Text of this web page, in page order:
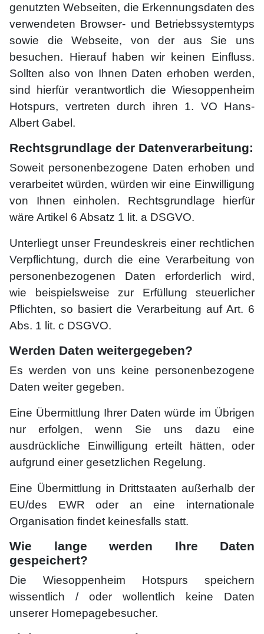
genutzten Webseiten, die Erkennungsdaten des
verwendeten Browser- und Betriebssystemtyps
sowie die Webseite, von der aus Sie uns
besuchen. Hierauf haben wir keinen Einfluss.
Sollten also von Ihnen Daten erhoben werden,
sind hierfür verantwortlich die Wiesoppenheim
Hotspurs, vertreten durch ihren 1. VO Hans-
Albert Gabel.
Rechtsgrundlage der Datenverarbeitung:
Soweit personenbezogene Daten erhoben und
verarbeitet würden, würden wir eine Einwilligung
von Ihnen einholen. Rechtsgrundlage hierfür
wäre Artikel 6 Absatz 1 lit. a DSGVO.
Unterliegt unser Freundeskreis einer rechtlichen
Verpflichtung, durch die eine Verarbeitung von
personenbezogenen Daten erforderlich wird,
wie beispielsweise zur Erfüllung steuerlicher
Pflichten, so basiert die Verarbeitung auf Art. 6
Abs. 1 lit. c DSGVO.
Werden Daten weitergegeben?
Es werden von uns keine personenbezogene
Daten weiter gegeben.
Eine Übermittlung Ihrer Daten würde im Übrigen
nur erfolgen, wenn Sie uns dazu eine
ausdrückliche Einwilligung erteilt hätten, oder
aufgrund einer gesetzlichen Regelung.
Eine Übermittlung in Drittstaaten außerhalb der
EU/des EWR oder an eine internationale
Organisation findet keinesfalls statt.
Wie lange werden Ihre Daten
gespeichert?
Die Wiesoppenheim Hotspurs speichern
wissentlich / oder wollentlich keine Daten
unserer Homepagebesucher.